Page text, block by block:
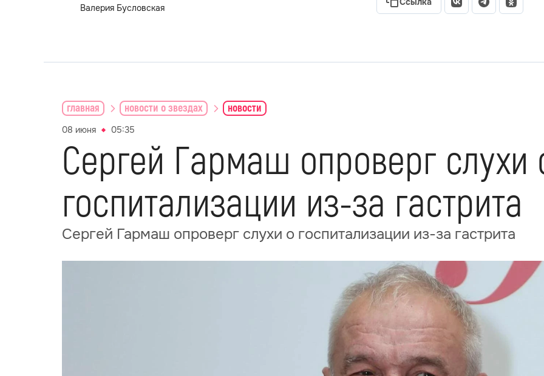
Валерия Бусловская
главная новости о звездах новости
08 июня 05:35
Сергей Гармаш опроверг слухи
госпитализации из-за гастрита
Сергей Гармаш опроверг слухи о госпитализации из-за гастрита